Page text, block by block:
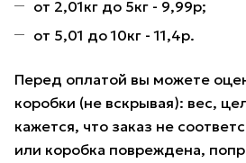
от 2,01кг до 5кг - 9,99р;
от 5,01 до 10кг - 11,4р.
Перед оплатой вы можете
коробки (не вскрывая): вес,
кажется, что заказ не
или коробка повреждена,